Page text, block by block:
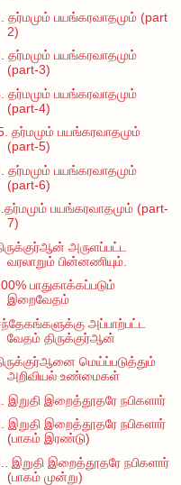
தர்மமும் பயங்கரவாதமும் (part
2)
தர்மமும் பயங்கரவாதமும்
(part-3)
தர்மமும் பயங்கரவாதமும்
(part-4)
தர்மமும் பயங்கரவாதமும்
(part-5)
தர்மமும் பயங்கரவாதமும்
(part-6)
பயங்கரவாதமும் (part-
7)
அருளப்பட்ட
வரலாறும் பின்னணியும்.
பாதுகாக்கப்படும்
இறைவேதம்
அப்பாற்பட்ட
வேதம் திருக்குர்ஆன்
மெய்ப்படுத்தும்
அறிவியல் உண்மைகள்
இறுதி இறைத்தூதரே நபிகளார்
இறுதி இறைத்தூதரே நபிகளார்
(பாகம் இரண்டு)
இறுதி இறைத்தூதரே நபிகளார்
(பாகம் முன்று)